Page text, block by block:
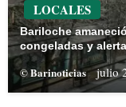
LOCALES
Bariloche
congeladas y
© Barinoticias julio